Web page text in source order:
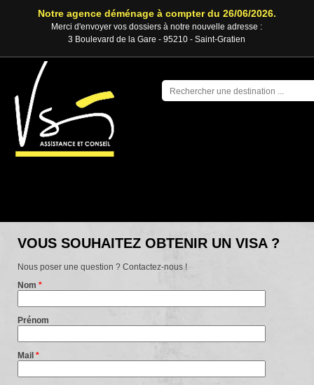
Notre agence déménage à compter du 26/06/2026.
Merci d'envoyer vos dossiers à notre nouvelle adresse :
3 Boulevard de la Gare - 95210 - Saint-Gratien
VOUS SOUHAITEZ OBTENIR UN VISA ?
Nous poser une question ? Contactez-nous !
Nom *
Prénom
Mail *